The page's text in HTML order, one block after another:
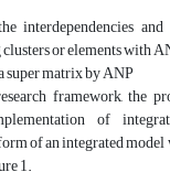
interdependencies
or elements with
super matrix by ANP
framework, the
of
of an integrated model
1.